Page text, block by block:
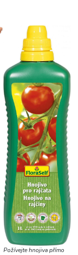
Požívejte hnojiva přímo